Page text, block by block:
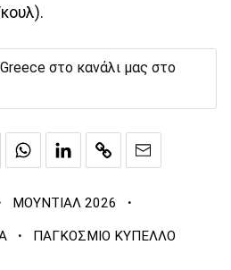
στο κανάλι μας στο
ΜΟΥΝΤΙΑΛ 2026 ·
· ΠΑΓΚΟΣΜΙΟ ΚΥΠΕΛΛΟ